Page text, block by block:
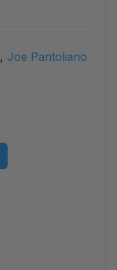
, Joe Pantoliano